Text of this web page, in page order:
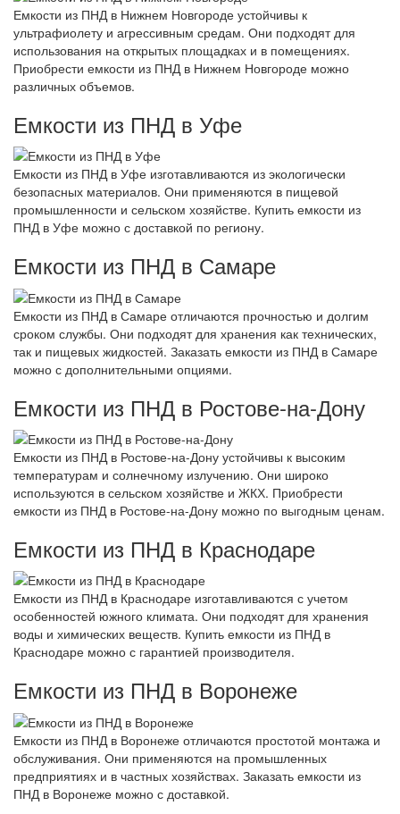
Емкости из ПНД в Нижнем Новгороде устойчивы к
ультрафиолету и агрессивным средам. Они подходят для
использования на открытых площадках и в помещениях.
Приобрести емкости из ПНД в Нижнем Новгороде можно
различных объемов.
Емкости из ПНД в Уфе
Емкости из ПНД в Уфе изготавливаются из экологически
безопасных материалов. Они применяются в пищевой
промышленности и сельском хозяйстве. Купить емкости из
ПНД в Уфе можно с доставкой по региону.
Емкости из ПНД в Самаре
Емкости из ПНД в Самаре отличаются прочностью и долгим
сроком службы. Они подходят для хранения как технических,
так и пищевых жидкостей. Заказать емкости из ПНД в Самаре
можно с дополнительными опциями.
Емкости из ПНД в Ростове-на-Дону
Емкости из ПНД в Ростове-на-Дону устойчивы к высоким
температурам и солнечному излучению. Они широко
используются в сельском хозяйстве и ЖКХ. Приобрести
емкости из ПНД в Ростове-на-Дону можно по выгодным ценам.
Емкости из ПНД в Краснодаре
Емкости из ПНД в Краснодаре изготавливаются с учетом
особенностей южного климата. Они подходят для хранения
воды и химических веществ. Купить емкости из ПНД в
Краснодаре можно с гарантией производителя.
Емкости из ПНД в Воронеже
Емкости из ПНД в Воронеже отличаются простотой монтажа и
обслуживания. Они применяются на промышленных
предприятиях и в частных хозяйствах. Заказать емкости из
ПНД в Воронеже можно с доставкой.